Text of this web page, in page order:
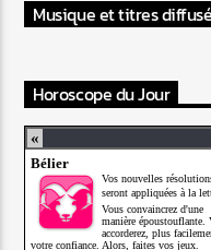
Musique et titres
Horoscope du Jour